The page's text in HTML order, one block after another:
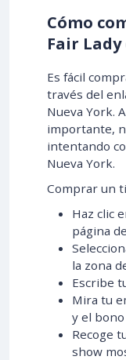
Cómo
Fair
Es fácil
través del
Nueva York.
importante,
intentando
Nueva York.
Comprar un
Haz clic
página
la zona
Escribe
Mira tu
y el bono
Recoge
show